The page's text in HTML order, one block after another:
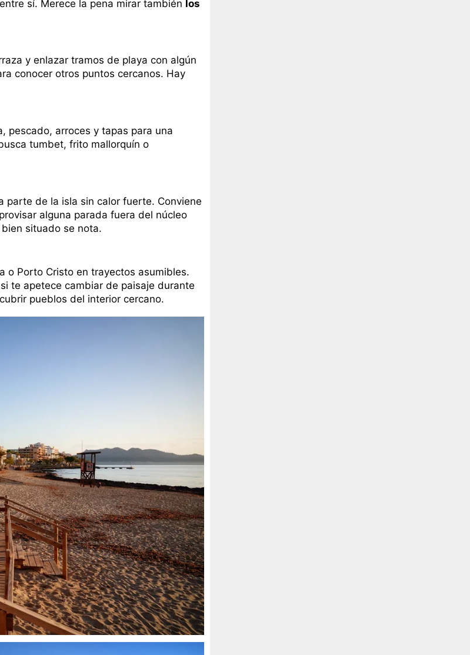
sí. Merece la pena mirar también los
y enlazar tramos de playa con algún
conocer otros puntos cercanos. Hay
pescado, arroces y tapas para una
tumbet, frito mallorquín o
parte de la isla sin calor fuerte. Conviene
alguna parada fuera del núcleo
situado se nota.
o Porto Cristo en trayectos asumibles.
te apetece cambiar de paisaje durante
pueblos del interior cercano.